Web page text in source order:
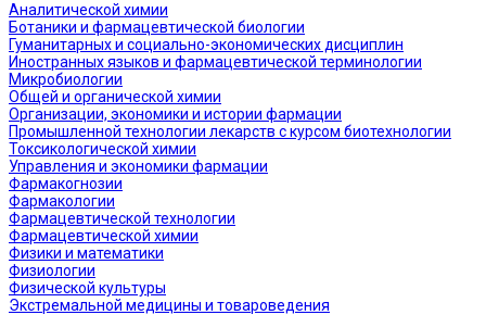
Аналитической химии
Ботаники и фармацевтической биологии
Гуманитарных и социально-экономических дисциплин
Иностранных языков и фармацевтической терминологии
Микробиологии
Общей и органической химии
Организации, экономики и истории фармации
Промышленной технологии лекарств с курсом биотехнологии
Токсикологической химии
Управления и экономики фармации
Фармакогнозии
Фармакологии
Фармацевтической технологии
Фармацевтической химии
Физики и математики
Физиологии
Физической культуры
Экстремальной медицины и товароведения